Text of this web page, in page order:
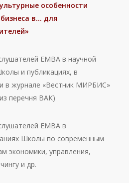
особенности
в… для
ЕМВА в научной
и публикациях, в
в журнале «Вестник МИРБИС»
перечня ВАК)
ЕМВА в
Школы по современным
экономики, управления,
и др.